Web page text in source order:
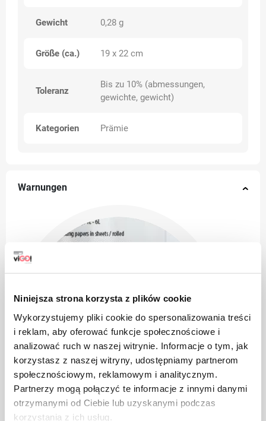
Niniejsza strona korzysta z plików cookie
Wykorzystujemy pliki cookie do spersonalizowania treści
i reklam, aby oferować funkcje społecznościowe i
analizować ruch w naszej witrynie. Informacje o tym, jak
korzystasz z naszej witryny, udostępniamy partnerom
społecznościowym, reklamowym i analitycznym.
Partnerzy mogą połączyć te informacje z innymi danymi
otrzymanymi od Ciebie lub uzyskanymi podczas
korzystania z ich usług.
Gewicht 0,28 g
Größe (ca.) 19 x 22 cm
Toleranz
Bis zu 10% (abmessungen,
gewichte, gewicht)
Kategorien Prämie
Warnungen